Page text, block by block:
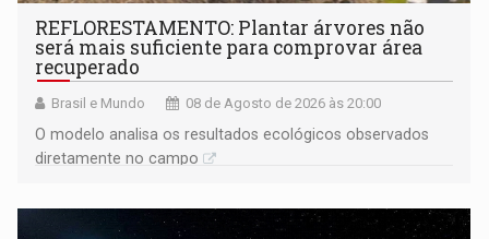
REFLORESTAMENTO: Plantar árvores não
será mais suficiente para comprovar área
recuperado
Brasil e Mundo 08 de Agosto de 2026 às 20:00
O modelo analisa os resultados ecológicos observados
diretamente no campo